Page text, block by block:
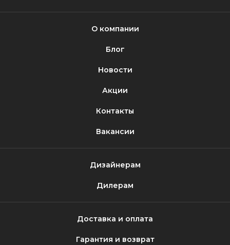
О компании
Блог
Новости
Акции
Контакты
Вакансии
Дизайнерам
Дилерам
Доставка и оплата
Гарантия и возврат